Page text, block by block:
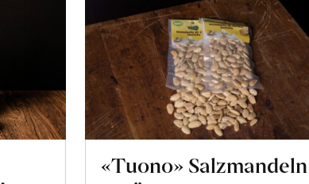
«Tuono» Salzmandeln